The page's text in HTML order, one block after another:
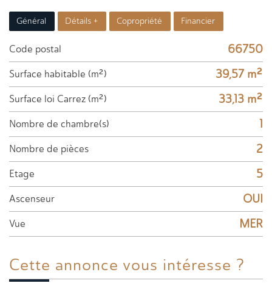
Général Détails + Copropriété Financier
Code postal 66750
Surface habitable (m²) 39,57 m²
Surface loi Carrez (m²) 33,13 m²
Nombre de chambre(s) 1
Nombre de pièces 2
Etage 5
Ascenseur OUI
Vue MER
Cette annonce vous intéresse ?